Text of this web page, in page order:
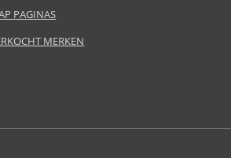
PAGINAS
MERKEN